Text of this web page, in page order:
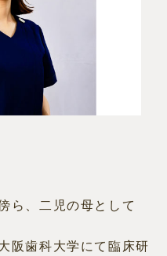
ら、二児の母として
阪歯科大学にて臨床研